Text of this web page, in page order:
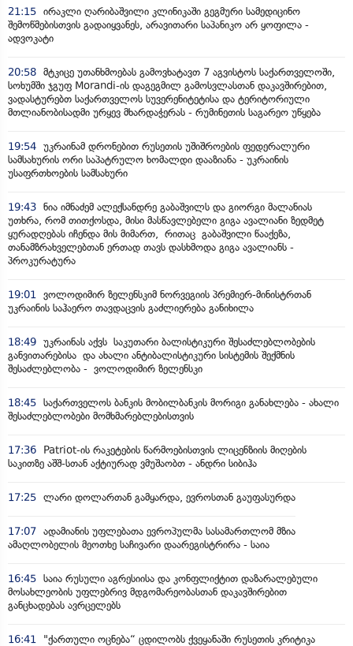
21:15 ირაკლი ღარიბაშვილი კლინიკაში გეგმური სამედიცინო
შემოწმებისთვის გადაიყვანეს, არავითარი საპანიკო არ ყოფილა -
ადვოკატი
20:58 მტკიცე უთანხმოებას გამოვხატავთ 7 აგვისტოს საქართველოში,
სოხუმში ჯგუფ Morandi-ის დაგეგმილ გამოსვლასთან დაკავშირებით,
ვადასტურებთ საქართველოს სუვერენიტეტისა და ტერიტორიული
მთლიანობისადმი ურყევ მხარდაჭერას - რუმინეთის საგარეო უწყება
19:54 უკრაინამ დრონებით რუსეთის უშიშროების ფედერალური
სამსახურის ორი საპატრულო ხომალდი დააზიანა - უკრაინის
უსაფრთხოების სამსახური
19:43 ნია იმნაძემ ალექსანდრე გაბაშვილს და გიორგი მალანიას
უთხრა, რომ თითქოსდა, მისი მასწავლებელი გიგა ავალიანი ზედმეტ
ყურადღებას იჩენდა მის მიმართ, რითაც გაბაშვილი წააქეზა,
თანამზრახველებთან ერთად თავს დასხმოდა გიგა ავალიანს -
პროკურატურა
19:01 ვოლოდიმირ ზელენსკიმ ნორვეგიის პრემიერ-მინისტრთან
უკრაინის საჰაერო თავდაცვის გაძლიერება განიხილა
18:49 უკრაინას აქვს საკუთარი ბალისტიკური შესაძლებლობების
განვითარებისა და ახალი ანტიბალისტიკური სისტემის შექმნის
შესაძლებლობა - ვოლოდიმირ ზელენსკი
18:45 საქართველოს ბანკის მობილბანკის მორიგი განახლება - ახალი
შესაძლებლობები მომხმარებლებისთვის
17:36
Patriot-ის რაკეტების წარმოებისთვის ლიცენზიის მიღების
საკითზე აშშ-სთან აქტიურად ვმუშაობთ - ანდრი სიბიჰა
17:25 ლარი დოლართან გამყარდა, ევროსთან გაუფასურდა
17:07 ადამიანის უფლებათა ევროპულმა სასამართლომ მზია
ამაღლობელის მეოთხე საჩივარი დაარეგისტრირა - საია
16:45 საია რუსული აგრესიისა და კონფლიქტით დაზარალებული
მოსახლეობის უფლებრივ მდგომარეობასთან დაკავშირებით
განცხადებას ავრცელებს
16:41
"ქართული ოცნება“ ცდილობს ქვეყანაში რუსეთის კრიტიკა